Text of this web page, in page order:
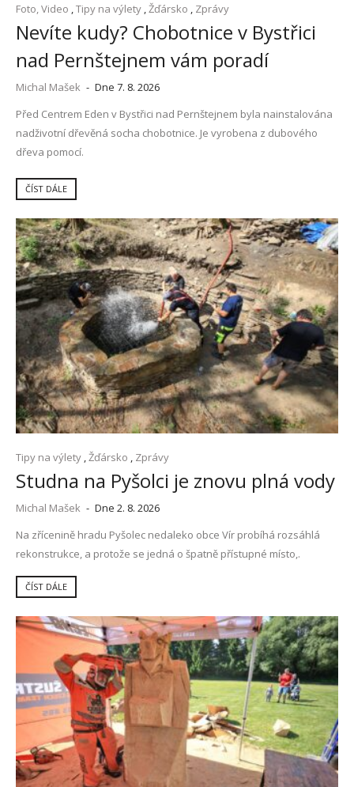
Foto, Video Tipy na výlety Žďársko Zprávy
Nevíte kudy? Chobotnice v Bystřici
nad Pernštejnem vám poradí
Michal Mašek - Dne 7. 8. 2026
Před Centrem Eden v Bystřici nad Pernštejnem byla nainstalována
nadživotní dřevěná socha chobotnice. Je vyrobena z dubového
dřeva pomocí.
ČÍST DÁLE
Tipy na výlety Žďársko Zprávy
Studna na Pyšolci je znovu plná vody
Michal Mašek - Dne 2. 8. 2026
Na zřícenině hradu Pyšolec nedaleko obce Vír probíhá rozsáhlá
rekonstrukce, a protože se jedná o špatně přístupné místo,.
ČÍST DÁLE